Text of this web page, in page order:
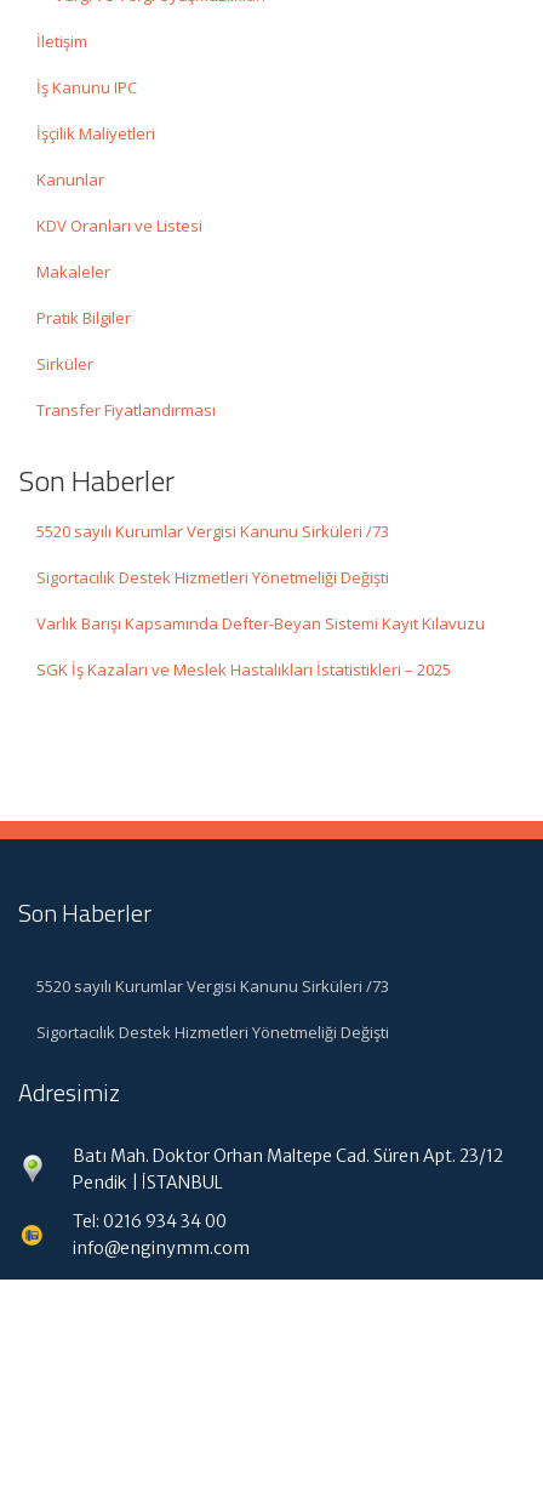
İletişim
İş Kanunu IPC
İşçilik Maliyetleri
Kanunlar
KDV Oranları ve Listesi
Makaleler
Pratik Bilgiler
Sirküler
Transfer Fiyatlandırması
Son Haberler
5520 sayılı Kurumlar Vergisi Kanunu Sirküleri /73
Sigortacılık Destek Hizmetleri Yönetmeliği Değişti
Varlık Barışı Kapsamında Defter-Beyan Sistemi Kayıt Kılavuzu
SGK İş Kazaları ve Meslek Hastalıkları İstatistikleri – 2025
Son Haberler
5520 sayılı Kurumlar Vergisi Kanunu Sirküleri /73
Sigortacılık Destek Hizmetleri Yönetmeliği Değişti
Adresimiz
Batı Mah. Doktor Orhan Maltepe Cad. Süren Apt. 23/12
Pendik | İSTANBUL
Tel: 0216 934 34 00
info@enginymm.com